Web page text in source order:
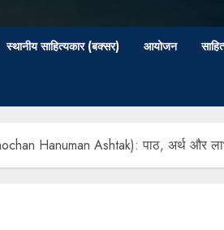
स्थानीय साहित्यकार (बक्सर) आयोजन
Hanuman Ashtak): पाठ, अर्थ और